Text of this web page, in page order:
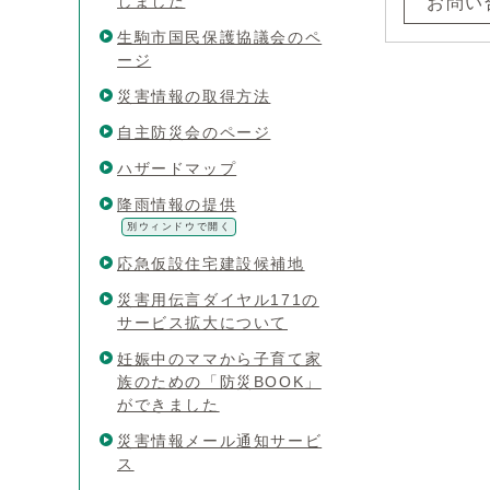
生駒市国民保護協議会のペ
ージ
災害情報の取得方法
自主防災会のページ
ハザードマップ
降雨情報の提供
別ウィンドウで開く
応急仮設住宅建設候補地
災害用伝言ダイヤル171の
サービス拡大について
妊娠中のママから子育て家
族のための「防災BOOK」
ができました
災害情報メール通知サービ
ス